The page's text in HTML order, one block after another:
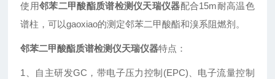
使用邻苯二甲酸酯质谱检测仪天瑞仪器配合15m耐高温色
谱柱，可以gaoxiao的测定邻苯二甲酸酯和溴系阻燃剂。
邻苯二甲酸酯质谱检测仪天瑞仪器特点：
1、自主研发GC，带电子压力控制(EPC)、电子流量控制